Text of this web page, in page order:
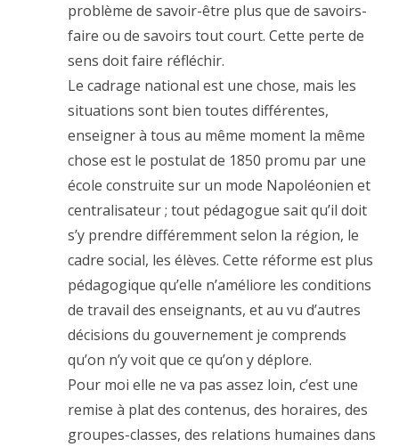
problème de savoir-être plus que de savoirs-
faire ou de savoirs tout court. Cette perte de
sens doit faire réfléchir.
Le cadrage national est une chose, mais les
situations sont bien toutes différentes,
enseigner à tous au même moment la même
chose est le postulat de 1850 promu par une
école construite sur un mode Napoléonien et
centralisateur ; tout pédagogue sait qu’il doit
s’y prendre différemment selon la région, le
cadre social, les élèves. Cette réforme est plus
pédagogique qu’elle n’améliore les conditions
de travail des enseignants, et au vu d’autres
décisions du gouvernement je comprends
qu’on n’y voit que ce qu’on y déplore.
Pour moi elle ne va pas assez loin, c’est une
remise à plat des contenus, des horaires, des
groupes-classes, des relations humaines dans